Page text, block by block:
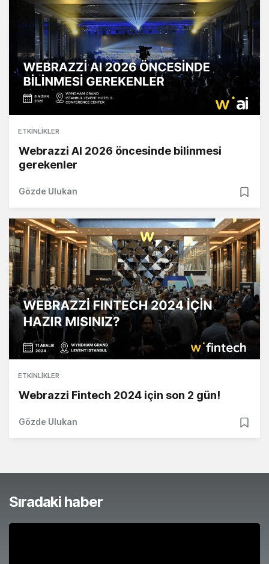
ETKINLIKLER
Webrazzi AI 2026 öncesinde bilinmesi
gerekenler
Gözde Ulukan
ETKINLIKLER
Webrazzi Fintech 2024 için son 2 gün!
Gözde Ulukan
Sıradaki haber